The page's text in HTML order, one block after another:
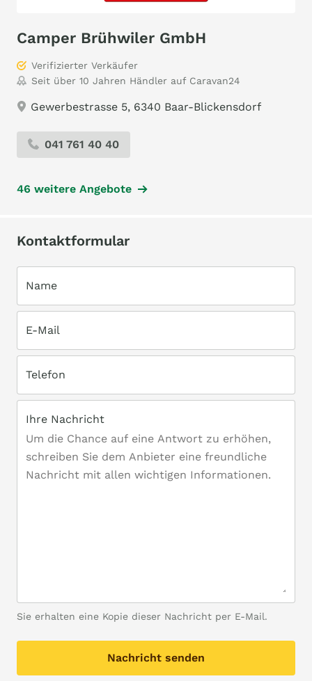
Camper Brühwiler GmbH
Verifizierter Verkäufer
Seit über 10 Jahren Händler auf Caravan24
Gewerbestrasse 5, 6340 Baar-Blickensdorf
041 761 40 40
46 weitere Angebote
Kontaktformular
Name
E-Mail
Telefon
Ihre Nachricht
Sie erhalten eine Kopie dieser Nachricht per E-Mail.
Nachricht senden